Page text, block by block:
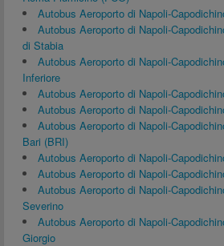
Autobus Aeroporto di Napoli-
Autobus Aeroporto di Napoli-
di Stabia
Autobus Aeroporto di Napoli-
Inferiore
Autobus Aeroporto di Napoli-
Autobus Aeroporto di Napoli-
Autobus Aeroporto di Napoli-
Bari (BRI)
Autobus Aeroporto di Napoli-
Autobus Aeroporto di Napoli-
Autobus Aeroporto di Napoli-
Severino
Autobus Aeroporto di Napoli-
Giorgio